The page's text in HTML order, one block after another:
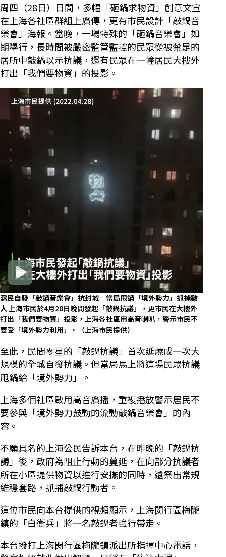
周四（28日）日間，多幅「砸鍋求物資」創意文宣
在上海各社區群組上廣傳，更有市民設計「敲鍋音
樂會」海報。當晚，一場特殊的「砸鍋音樂會」如
期舉行，長時間被嚴密監管監控的民眾從被禁足的
居所中敲鍋以示抗議，還有民眾在一幢居民大樓外
打出「我們要物資」的投影。
滬民自發「敲鍋音樂會」抗封城 當局甩鍋「境外勢力」抓捕數
人 上海市民於4月28日晚間發起「敲鍋抗議」，更市民在大樓外
打出「我們要物資」投影，上海各社區用高音喇叭，警示市民不
要受「境外勢力利用」。（上海市民提供）
至此，民間零星的「敲鍋抗議」首次延燒成一次大
規模的全城自發抗議。但當局馬上將這場民眾抗議
甩鍋給「境外勢力」。
上海多個社區啟用高音廣播，重複播放警示居民不
要參與「境外勢力鼓動的流動敲鍋音樂會」的內
容。
不願具名的上海公民告訴本台，在昨晚的「敲鍋抗
議」後，政府為阻止行動的蔓延，在向部分抗議者
所在小區提供物資以進行安撫的同時，還祭出常規
維穩套路，抓捕敲鍋行動者。
這位市民向本台提供的視頻顯示，上海閔行區梅隴
鎮的「白衛兵」將一名敲鍋者強行帶走。
本台撥打上海閔行區梅隴鎮派出所指揮中心電話，